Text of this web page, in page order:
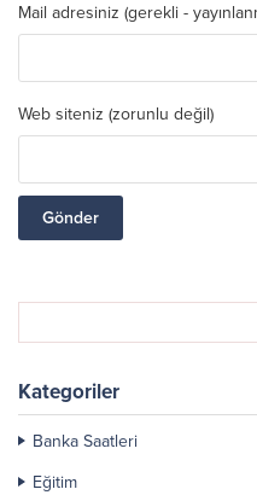
Mail adresiniz (gerekli -
Web siteniz (zorunlu değil)
Kategoriler
Banka Saatleri
Eğitim